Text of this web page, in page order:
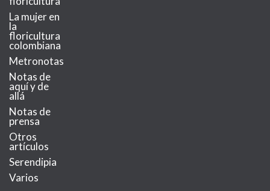
La mujer en
la
floricultura
colombiana
Metronotas
Notas de
aquí y de
allá
Notas de
prensa
Otros
artículos
Serendipia
Varios